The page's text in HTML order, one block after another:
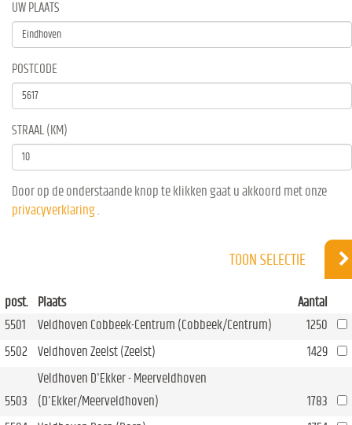
UW PLAATS
POSTCODE
STRAAL (KM)
Door op de onderstaande knop te klikken gaat u akkoord met onze
privacyverklaring
TOON SELECTIE
post. Plaats
Aantal
5501
Veldhoven Cobbeek-Centrum (Cobbeek/Centrum)
1250
5502
Veldhoven Zeelst (Zeelst) 1429
5503
Veldhoven D'Ekker - Meerveldhoven
(D'Ekker/Meerveldhoven)
1783